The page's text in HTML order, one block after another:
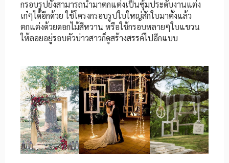
กรอบรูปยังสามารถนำมาตกแต่งเป็นซุ้มประดับงานแต่ง
เก๋ๆได้อีกด้วย ใช้โครงกรอบรูปใบใหญ่สักใบมาตั้งแล้ว
ตกแต่งด้วยดอกไม้สีหวาน หรือใช้กรอบหลายๆใบแขวน
ให้ลอยอยู่รอบตัวบ่าวสาวก็ดูสร้างสรรค์ไปอีกแบบ